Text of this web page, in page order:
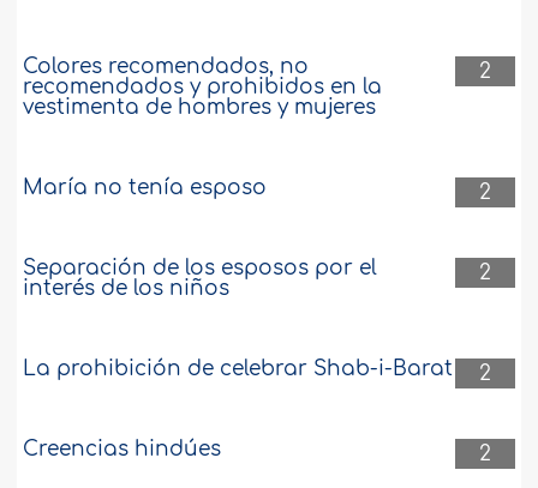
2
Colores recomendados, no
recomendados y prohibidos en la
vestimenta de hombres y mujeres
2
María no tenía esposo
2
Separación de los esposos por el
interés de los niños
2
La prohibición de celebrar Shab-i-Barat
2
Creencias hindúes